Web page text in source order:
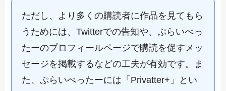
ただし、より多くの購読者に作品を見てもら
うためには、Twitterでの告知や、ぷらいべっ
たーのプロフィールページで購読を促すメッ
セージを掲載するなどの工夫が有効です。ま
た、ぷらいべったーには「Privatter+」とい